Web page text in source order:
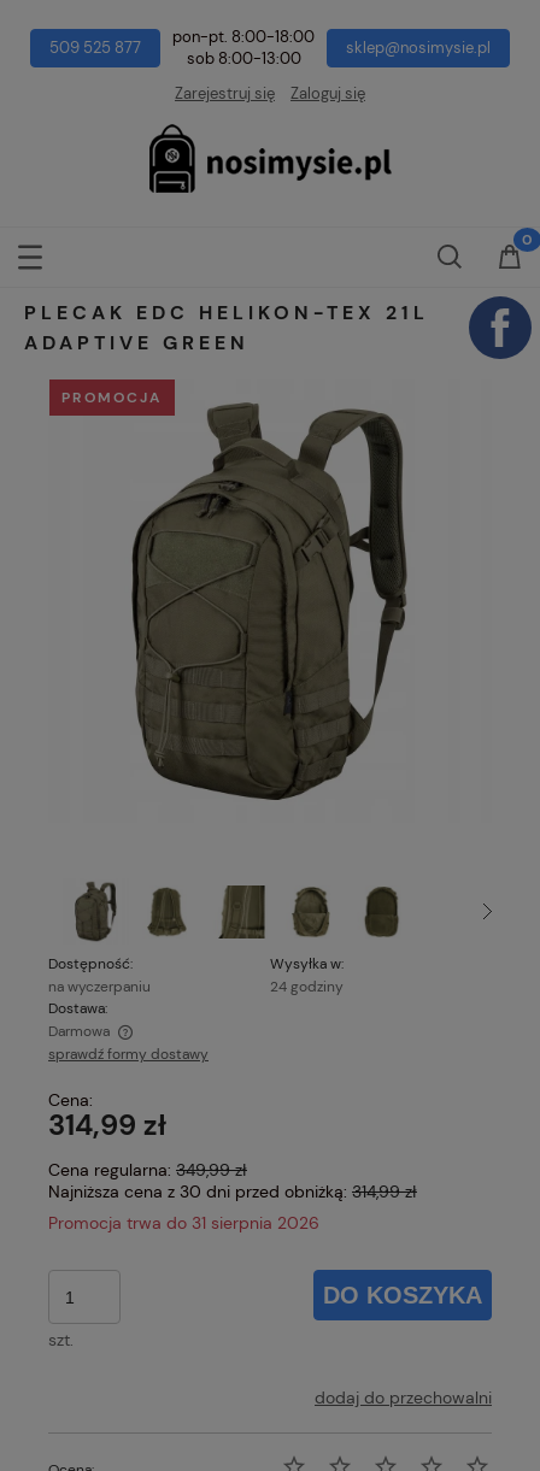
509 525 877
pon-pt. 8:00-18:00
sob 8:00-13:00
sklep@nosimysie.pl
Zarejestruj się Zaloguj się
PLECAK EDC HELIKON-TEX 21L
ADAPTIVE GREEN
PROMOCJA
Dostępność:
na wyczerpaniu
Wysyłka w:
24 godziny
Dostawa:
Darmowa
Cena nie zawiera ewentualnych kosztów płatności
sprawdź formy dostawy
Cena:
314,99 zł
Cena regularna: 349,99 zł
Najniższa cena z 30 dni przed obniżką: 314,99 zł
Promocja trwa do 31 sierpnia 2026
szt.
DO KOSZYKA
dodaj do przechowalni